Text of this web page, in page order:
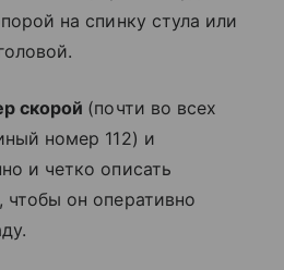
на спинку стула или
скорой (почти во всех
номер 112) и
и четко описать
он оперативно